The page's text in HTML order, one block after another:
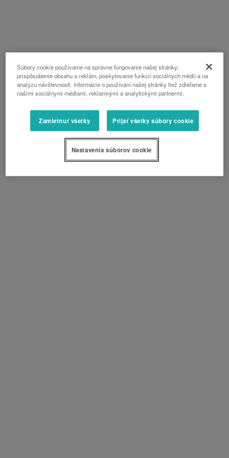
Súbory cookie používame na správne fungovanie našej stránky,
prispôsobenie obsahu a reklám, poskytovanie funkcií sociálnych médií a na
analýzu návštevnosti. Informácie o používaní našej stránky tiež zdieľame s
našimi sociálnymi médiami, reklamnými a analytickými partnermi.
Zamietnuť všetky Prijať všetky súbory cookie
Nastavenia súborov cookie